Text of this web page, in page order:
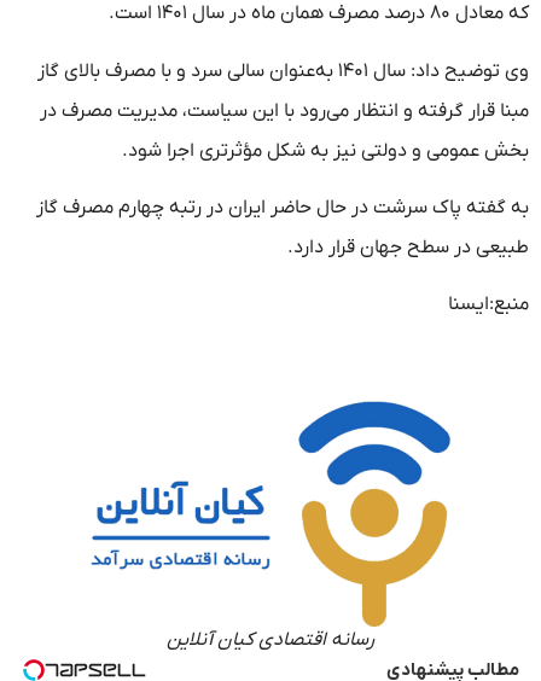
که معادل ۸۰ درصد مصرف همان ماه در سال ۱۴۰۱ است.
وی توضیح داد: سال ۱۴۰۱ به‌عنوان سالی سرد و با مصرف بالای گاز
مبنا قرار گرفته و انتظار می‌رود با این سیاست، مدیریت مصرف در
بخش عمومی و دولتی نیز به شکل مؤثرتری اجرا شود.
به گفته پاک سرشت در حال حاضر ایران در رتبه چهارم مصرف گاز
طبیعی در سطح جهان قرار دارد.
منبع:ایسنا
رسانه اقتصادی کیان آنلاین
مطالب پیشنهادی